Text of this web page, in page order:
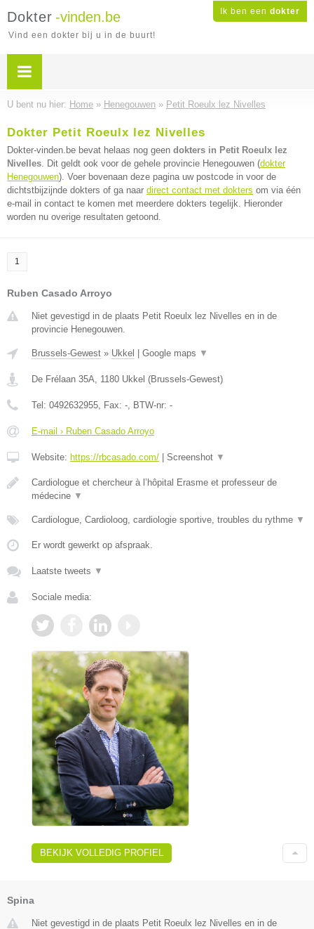
Ik ben een dokter
Dokter -vinden.be
Vind een dokter bij u in de buurt!
U bent nu hier: Home » Henegouwen » Petit Roeulx lez Nivelles
Dokter Petit Roeulx lez Nivelles
Dokter-vinden.be bevat helaas nog geen dokters in Petit Roeulx lez
Nivelles. Dit geldt ook voor de gehele provincie Henegouwen (dokter
Henegouwen). Voer bovenaan deze pagina uw postcode in voor de
dichtstbijzijnde dokters of ga naar direct contact met dokters om via één
e-mail in contact te komen met meerdere dokters tegelijk. Hieronder
worden nu overige resultaten getoond.
1
Ruben Casado Arroyo
Niet gevestigd in de plaats Petit Roeulx lez Nivelles en in de
provincie Henegouwen.
Brussels-Gewest » Ukkel Google maps ▼
De Frélaan 35A, 1180 Ukkel (Brussels-Gewest)
Tel: 0492632955, Fax: -, BTW-nr: -
E-mail › Ruben Casado Arroyo
Website: https://rbcasado.com/ Screenshot ▼
Cardiologue et chercheur à l’hôpital Erasme et professeur de
médecine ▼
Cardiologue, Cardioloog, cardiologie sportive, troubles du rythme ▼
Er wordt gewerkt op afspraak.
Laatste tweets ▼
Sociale media:
BEKIJK VOLLEDIG PROFIEL
Spina
Niet gevestigd in de plaats Petit Roeulx lez Nivelles en in de